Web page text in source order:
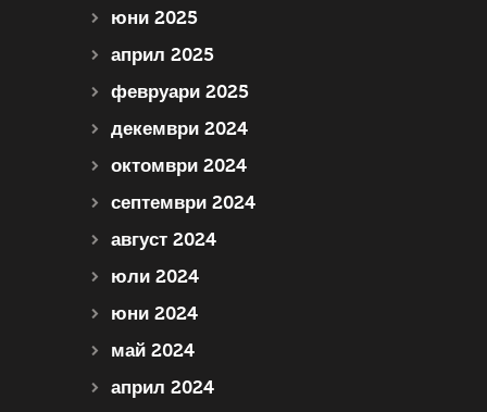
юни 2025
април 2025
февруари 2025
декември 2024
октомври 2024
септември 2024
август 2024
юли 2024
юни 2024
май 2024
април 2024